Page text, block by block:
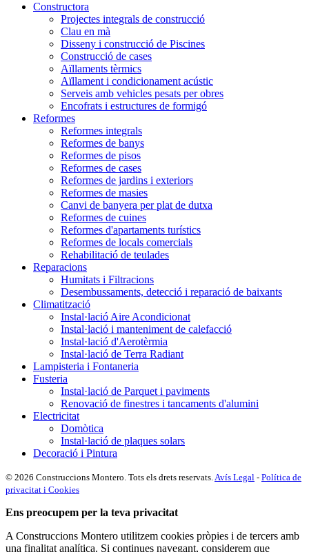
Constructora
Projectes integrals de construcció
Clau en mà
Disseny i construcció de Piscines
Construcció de cases
Aïllaments tèrmics
Aïllament i condicionament acústic
Serveis amb vehicles pesats per obres
Encofrats i estructures de formigó
Reformes
Reformes integrals
Reformes de banys
Reformes de pisos
Reformes de cases
Reformes de jardins i exteriors
Reformes de masies
Canvi de banyera per plat de dutxa
Reformes de cuines
Reformes d'apartaments turístics
Reformes de locals comercials
Rehabilitació de teulades
Reparacions
Humitats i Filtracions
Desembussaments, detecció i reparació de baixants
Climatització
Instal·lació Aire Acondicionat
Instal·lació i manteniment de calefacció
Instal·lació d'Aerotèrmia
Instal·lació de Terra Radiant
Lampisteria i Fontaneria
Fusteria
Instal·lació de Parquet i paviments
Renovació de finestres i tancaments d'alumini
Electricitat
Domòtica
Instal·lació de plaques solars
Decoració i Pintura
© 2026 Construccions Montero. Tots els drets reservats.Avís Legal - Política de
privacitat i Cookies
Ens preocupem per la teva privacitat
A Construccions Montero utilitzem cookies pròpies i de tercers amb
una finalitat analítica. Si continues navegant, considerem que